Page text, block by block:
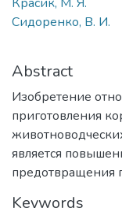
Сидоренко, В. И.
Abstract
Изобретение
приготовления
является
предотвращения
Keywords